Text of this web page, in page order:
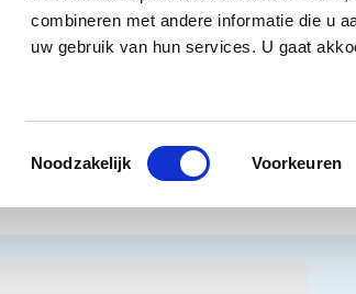
combineren met andere informatie die u
uw gebruik van hun services. U gaat
Toestemmingsselectie
Noodzakelijk Voorkeuren
Home Droogwaren